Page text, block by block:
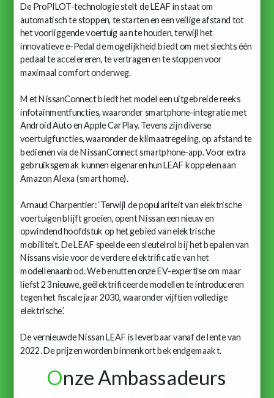
De ProPILOT-technologie stelt de LEAF in staat om
automatisch te stoppen, te starten en een veilige afstand tot
het voorliggende voertuig aan te houden, terwijl het
innovatieve e-Pedal de mogelijkheid biedt om met slechts één
pedaal te accelereren, te vertragen en te stoppen voor
maximaal comfort onderweg.
Met NissanConnect biedt het model een uitgebreide reeks
infotainmentfuncties, waaronder smartphone-integratie met
Android Auto en Apple CarPlay. Tevens zijn diverse
voertuigfuncties, waaronder de klimaatregeling, op afstand te
bedienen via de NissanConnect smartphone-app. Voor extra
gebruiksgemak kunnen eigenaren hun LEAF koppelen aan
Amazon Alexa (smart home).
Arnaud Charpentier: ‘Terwijl de populariteit van elektrische
voertuigen blijft groeien, opent Nissan een nieuw en
opwindend hoofdstuk op het gebied van elektrische
mobiliteit. De LEAF speelde een sleutelrol bij het bepalen van
Nissans visie voor de verdere elektrificatie van het
modellenaanbod. We benutten onze EV-expertise om maar
liefst 23 nieuwe, geëlektrificeerde modellen te introduceren
tegen het fiscale jaar 2030, waaronder vijftien volledige
elektrische.’
De vernieuwde Nissan LEAF is leverbaar vanaf de lente van
2022. De prijzen worden binnenkort bekendgemaakt.
Onze Ambassadeurs